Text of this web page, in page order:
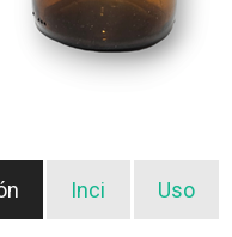
Inci Uso